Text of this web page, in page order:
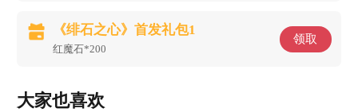
《绯石之心》首发礼包1
红魔石*200
领取
大家也喜欢